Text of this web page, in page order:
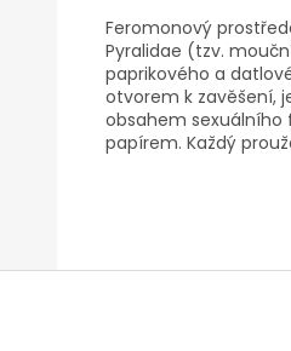
Feromonový
Pyralidae (tzv.
paprikového a
otvorem k zavěšení,
obsahem sexuálního
papírem. Každý